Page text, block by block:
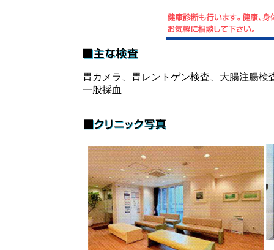
胃カメラ、胃レントゲン検査、大腸注腸
一般採血